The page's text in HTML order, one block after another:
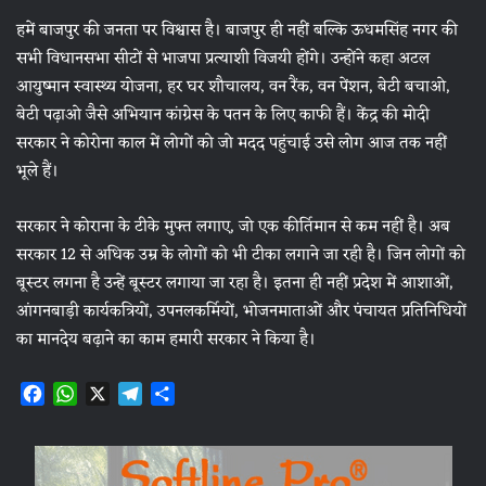
हमें बाजपुर की जनता पर विश्वास है। बाजपुर ही नहीं बल्कि ऊधमसिंह नगर की
सभी विधानसभा सीटों से भाजपा प्रत्याशी विजयी होंगे। उन्होंने कहा अटल
आयुष्मान स्वास्थ्य योजना, हर घर शौचालय, वन रैंक, वन पेंशन, बेटी बचाओ,
बेटी पढ़ाओ जैसे अभियान कांग्रेस के पतन के लिए काफी हैं। केंद्र की मोदी
सरकार ने कोरोना काल में लोगों को जो मदद पहुंचाई उसे लोग आज तक नहीं
भूले हैं।
सरकार ने कोराना के टीके मुफ्त लगाए, जो एक कीर्तिमान से कम नहीं है। अब
सरकार 12 से अधिक उम्र के लोगों को भी टीका लगाने जा रही है। जिन लोगों को
बूस्टर लगना है उन्हें बूस्टर लगाया जा रहा है। इतना ही नहीं प्रदेश में आशाओं,
आंगनबाड़ी कार्यकत्रियों, उपनलकर्मियों, भोजनमाताओं और पंचायत प्रतिनिधियों
का मानदेय बढ़ाने का काम हमारी सरकार ने किया है।
F
c
e
W
a
t
X T
l
e
a
r